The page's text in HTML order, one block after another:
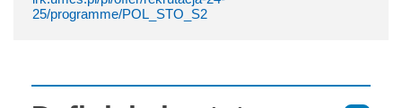
25/programme/POL_STO_S2